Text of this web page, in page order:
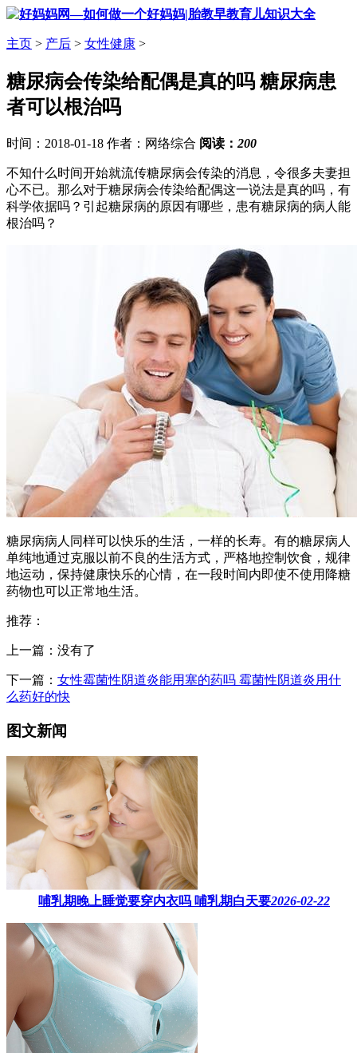
主页 > 产后 > 女性健康 >
糖尿病会传染给配偶是真的吗 糖尿病患
者可以根治吗
时间：2018-01-18 作者：网络综合 阅读： 200
不知什么时间开始就流传糖尿病会传染的消息，令很多夫妻担
心不已。那么对于糖尿病会传染给配偶这一说法是真的吗，有
科学依据吗？引起糖尿病的原因有哪些，患有糖尿病的病人能
根治吗？
糖尿病病人同样可以快乐的生活，一样的长寿。有的糖尿病人
单纯地通过克服以前不良的生活方式，严格地控制饮食，规律
地运动，保持健康快乐的心情，在一段时间内即使不使用降糖
药物也可以正常地生活。
推荐：
上一篇：没有了
下一篇： 女性霉菌性阴道炎能用塞的药吗 霉菌性阴道炎用什
么药好的快
图文新闻
哺乳期晚上睡觉要穿内衣吗​ 哺乳期白天要2026-02-22